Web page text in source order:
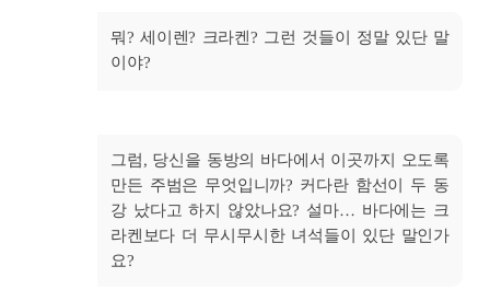
뭐? 세이렌? 크라켄? 그런 것들이 정말 있단 말
이야?
그럼, 당신을 동방의 바다에서 이곳까지 오도록
만든 주범은 무엇입니까? 커다란 함선이 두 동
강 났다고 하지 않았나요? 설마… 바다에는 크
라켄보다 더 무시무시한 녀석들이 있단 말인가
요?